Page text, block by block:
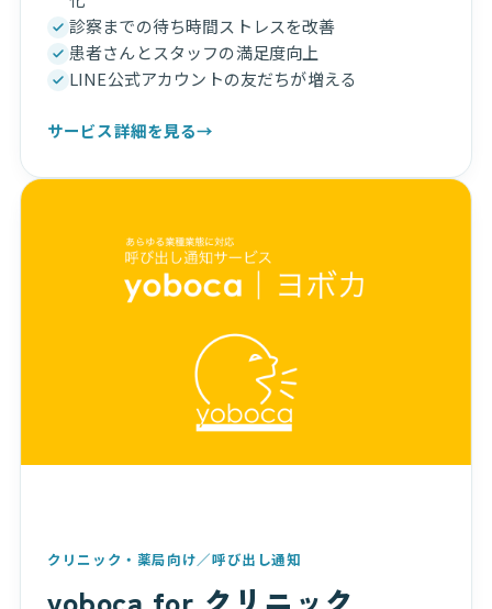
診察までの待ち時間ストレスを改善
患者さんとスタッフの満足度向上
LINE公式アカウントの友だちが増える
サービス詳細を見る→
クリニック・薬局向け／呼び出し通知
yoboca for クリニック